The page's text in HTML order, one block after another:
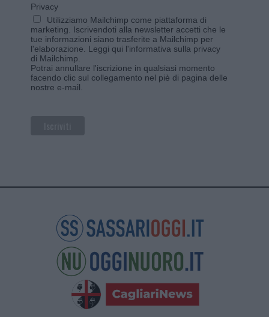
Privacy
Utilizziamo Mailchimp come piattaforma di
marketing. Iscrivendoti alla newsletter accetti che le
tue informazioni siano trasferite a Mailchimp per
l'elaborazione. Leggi qui l'informativa sulla privacy
di Mailchimp
Potrai annullare l'iscrizione in qualsiasi momento
facendo clic sul collegamento nel piè di pagina delle
nostre e-mail.